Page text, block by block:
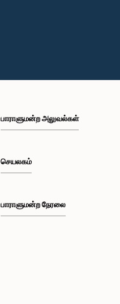
பாராளுமன்ற அலுவல்கள்
செயலகம்
பாராளுமன்ற நேரலை